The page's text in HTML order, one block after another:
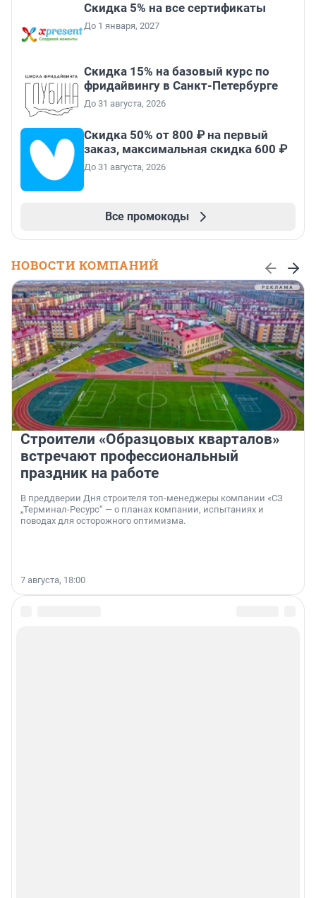
Скидка 5% на все сертификаты
До 1 января, 2027
Скидка 15% на базовый курс по
фридайвингу в Санкт-Петербурге
До 31 августа, 2026
Скидка 50% от 800 ₽ на первый
заказ, максимальная скидка 600 ₽
До 31 августа, 2026
Все промокоды
НОВОСТИ КОМПАНИЙ
Строители «Образцовых кварталов»
встречают профессиональный
праздник на работе
В преддверии Дня строителя топ-менеджеры компании «СЗ
„Терминал-Ресурс“ — о планах компании, испытаниях и
поводах для осторожного оптимизма.
7 августа, 18:00